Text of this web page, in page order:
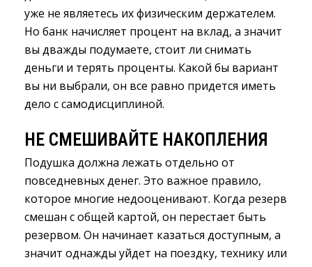
уже не являетесь их физическим держателем.
Но банк начисляет процент на вклад, а значит
вы дважды подумаете, стоит ли снимать
деньги и терять проценты. Какой бы вариант
вы ни выбрали, он все равно придется иметь
дело с самодисциплиной.
НЕ СМЕШИВАЙТЕ НАКОПЛЕНИЯ
Подушка должна лежать отдельно от
повседневных денег. Это важное правило,
которое многие недооценивают. Когда резерв
смешан с общей картой, он перестает быть
резервом. Он начинает казаться доступным, а
значит однажды уйдет на поездку, технику или